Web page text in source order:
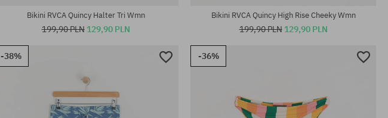
Bikini RVCA Quincy Halter Tri Wmn
199,90 PLN 129,90 PLN
Bikini RVCA Quincy High Rise Cheeky Wmn
199,90 PLN 129,90 PLN
-38% -36%